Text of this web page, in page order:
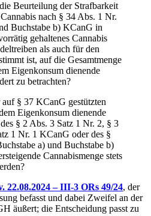
Beurteilung der Strafbarkeit
nach § 34 Abs. 1 Nr.
Buchstabe b) KCanG in
gehaltenes Cannabis
als auch für den
ist, auf die Gesamtmenge
Eigenkonsum dienende
zu betrachten?
§ 37 KCanG gestützten
Eigenkonsum dienende
§ 2 Abs. 3 Satz 1 Nr. 2, § 3
1 Nr. 1 KCanG oder des §
a) und Buchstabe b)
Cannabismenge stets
22.08.2024 – III-3 ORs 49/24, der
befasst und dabei Zweifel an der
äußert; die Entscheidung passt zu